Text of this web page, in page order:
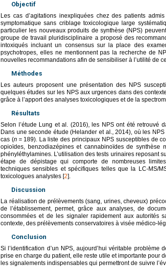
Objectif
Les cas d’agitations inexpliquées chez des patients
symptomatique sans criblage toxicologique large
particulier les nouveaux produits de synthèse (NPS)
groupe de travail pluridisciplinaire a proposé des
intoxiqués incluant un consensus sur la place des
psychotropes, elles ne mentionnent pas la recherche de
nouvelles recommandations afin de sensibiliser à l’utilité de
Méthodes
Les auteurs proposent une présentation des NPS
quelques études sur les NPS aux urgences dans des
grâce à l’apport des analyses toxicologiques et de la
Résultats
Selon l’étude Lung et al. (2016), les NPS ont été retrouvé
Dans une seconde étude (Helander et al., 2014), où les
cas (n = 189). La liste des principaux NPS susceptibles de
opioïdes, benzodiazépines et cannabinoïdes de
phényléthylamines. L’utilisation des tests urinaires reposant
étape de dépistage qui comporte de nombreuses
techniques sensibles et spécifiques telles que la LC-MS/
toxicologues analystes [2].
Discussion
La réalisation de prélèvements (sang, urines, cheveux)
de l’établissement, permet, grâce aux analyses, de
consommées et de les signaler rapidement aux autorités
contexte, des prélèvements conservatoires à visée médico-
Conclusion
Si l’identification d’un NPS, aujourd’hui véritable
prise en charge du patient, elle reste utile et importante pour
les signalements indispensables qui permettront de suivre